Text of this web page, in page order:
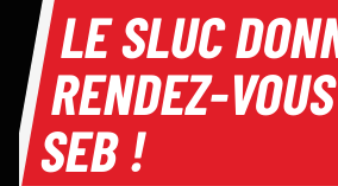
LE SLUC
RENDEZ-
SEB !